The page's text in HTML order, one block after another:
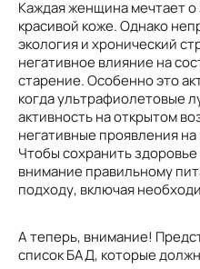
Каждая женщина мечтает
красивой коже. Однако
экология и хронический
негативное влияние на
старение. Особенно это
когда ультрафиолетовые
активность на открытом
негативные проявления на
Чтобы сохранить
внимание правильному
подходу, включая
А теперь, внимание!
список БАД, которые